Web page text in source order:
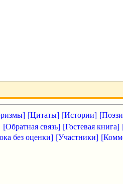
[Цитаты] [Истории]
[Обратная связь] [Гостевая книга]
без оценки] [Участники]